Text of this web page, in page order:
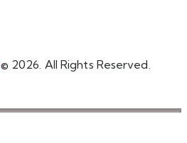
© 2026. All Rights Reserved.